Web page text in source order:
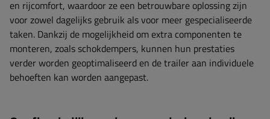
en rijcomfort, waardoor ze een betrouwbare oplossing zijn
voor zowel dagelijks gebruik als voor meer gespecialiseerde
taken. Dankzij de mogelijkheid om extra componenten te
monteren, zoals schokdempers, kunnen hun prestaties
verder worden geoptimaliseerd en de trailer aan individuele
behoeften kan worden aangepast.